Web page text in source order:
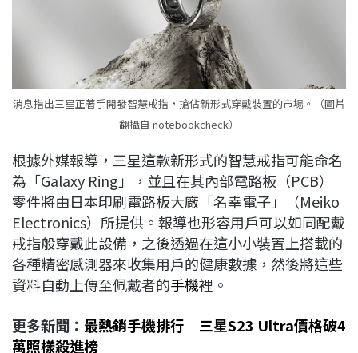
消息指出三星正著手開發智慧戒指，搶佔新形式穿戴裝置的市場。（圖片
翻攝自 notebookcheck）
根據外媒報導，三星這款新形式的智慧戒指可能命名
為「Galaxy Ring」，並且在其內部電路板（PCB）
零件將由日本印刷電路板大廠「名幸電子」（Meiko
Electronics）所提供。報導也形容用戶可以如同配戴
戒指般穿戴此設備，之後透過在這小小裝置上搭載的
各種精密感測器來收集用戶的健康數據，然後將這些
資料自動上傳至佩戴者的手機裡。
更多新聞： 最熱銷手機排行 三星S23 Ultra價格破4
萬照樣殺進榜